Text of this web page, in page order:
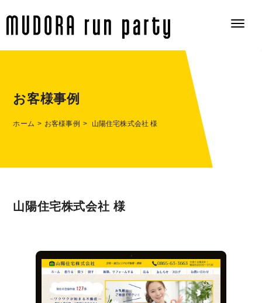
お客様事例
ホーム お客様事例 山陽住宅株式会社 様
山陽住宅株式会社 様